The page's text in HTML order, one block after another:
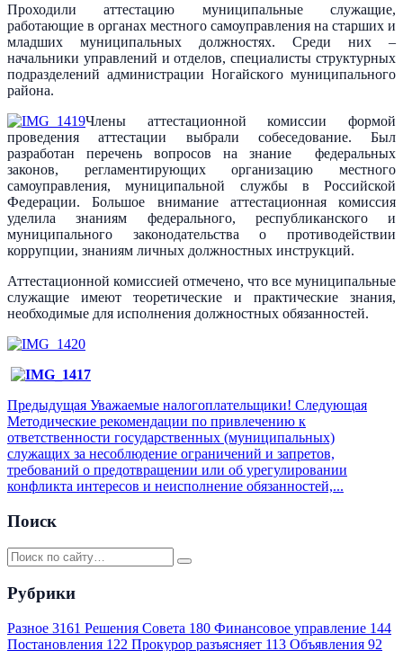
Проходили аттестацию муниципальные служащие,
работающие в органах местного самоуправления на старших и
младших муниципальных должностях. Среди них –
начальники управлений и отделов, специалисты структурных
подразделений администрации Ногайского муниципального
района.
Члены аттестационной комиссии формой
проведения аттестации выбрали собеседование. Был
разработан перечень вопросов на знание федеральных
законов, регламентирующих организацию местного
самоуправления, муниципальной службы в Российской
Федерации. Большое внимание аттестационная комиссия
уделила знаниям федерального, республиканского и
муниципального законодательства о противодействии
коррупции, знаниям личных должностных инструкций.
Аттестационной комиссией отмечено, что все муниципальные
служащие имеют теоретические и практические знания,
необходимые для исполнения должностных обязанностей.
Предыдущая Уважаемые налогоплательщики! Следующая
Методические рекомендации по привлечению к
ответственности государственных (муниципальных)
служащих за несоблюдение ограничений и запретов,
требований о предотвращении или об урегулировании
конфликта интересов и неисполнение обязанностей,...
Поиск
Рубрики
Разное 3161 Решения Совета 180 Финансовое управление 144
Постановления 122 Прокурор разъясняет 113 Объявления 92